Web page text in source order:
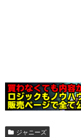
ジャニーズ